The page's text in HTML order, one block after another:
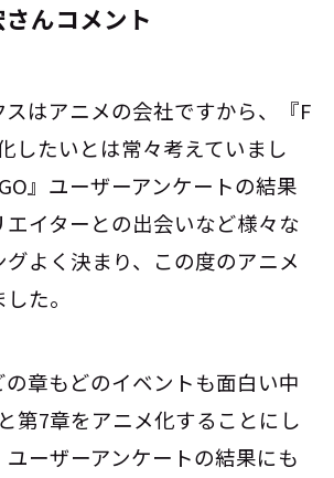
んコメント
スはアニメの会社ですから、『F
したいとは常々考えていまし
』ユーザーアンケートの結果
イターとの出会いなど様々な
よく決まり、この度のアニメ
た。
の章もどのイベントも面白い中
第7章をアニメ化することにし
ーザーアンケートの結果にも